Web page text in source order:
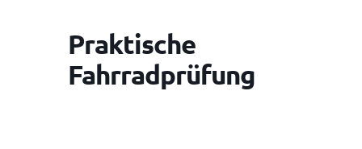
Praktische
Fahrradprüfung